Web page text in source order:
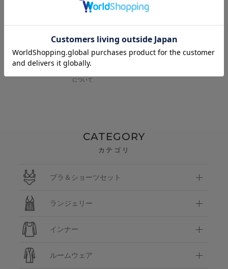
正しいサイズの
測り方
について
CATEGORY
カテゴリ
ブラ＆ショーツセット
ランジェリー
インナー
ルームウェア